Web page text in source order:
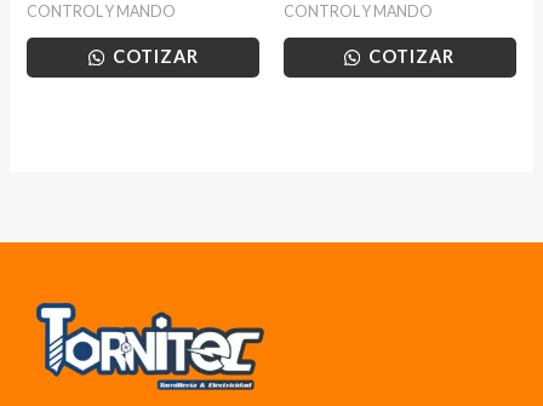
CONTROL Y MANDO
COTIZAR
CONTROL Y MANDO
COTIZAR